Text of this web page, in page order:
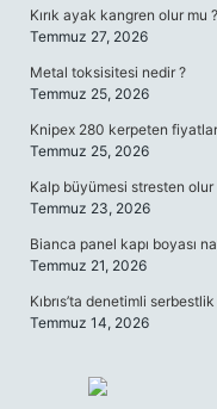
Kırık ayak kangren olur mu ?
Temmuz 27, 2026
Metal toksisitesi nedir ?
Temmuz 25, 2026
Knipex 280 kerpeten
Temmuz 25, 2026
Kalp büyümesi stresten olur
Temmuz 23, 2026
Bianca panel kapı boyası
Temmuz 21, 2026
Kıbrıs’ta denetimli serbestlik
Temmuz 14, 2026